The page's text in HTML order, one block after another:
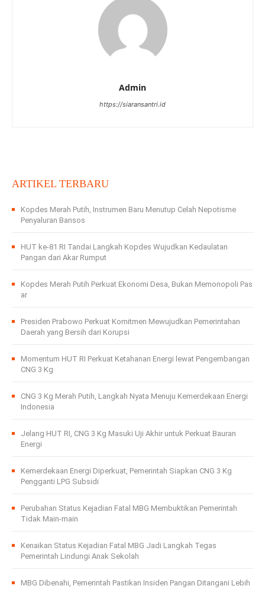
Admin
https://siaransantri.id
ARTIKEL TERBARU
Kopdes Merah Putih, Instrumen Baru Menutup Celah Nepotisme
Penyaluran Bansos
HUT ke-81 RI Tandai Langkah Kopdes Wujudkan Kedaulatan
Pangan dari Akar Rumput
Kopdes Merah Putih Perkuat Ekonomi Desa, Bukan Memonopoli Pas
ar
Presiden Prabowo Perkuat Komitmen Mewujudkan Pemerintahan
Daerah yang Bersih dari Korupsi
Momentum HUT RI Perkuat Ketahanan Energi lewat Pengembangan
CNG 3 Kg
CNG 3 Kg Merah Putih, Langkah Nyata Menuju Kemerdekaan Energi
Indonesia
Jelang HUT RI, CNG 3 Kg Masuki Uji Akhir untuk Perkuat Bauran
Energi
Kemerdekaan Energi Diperkuat, Pemerintah Siapkan CNG 3 Kg
Pengganti LPG Subsidi
Perubahan Status Kejadian Fatal MBG Membuktikan Pemerintah
Tidak Main-main
Kenaikan Status Kejadian Fatal MBG Jadi Langkah Tegas
Pemerintah Lindungi Anak Sekolah
MBG Dibenahi, Pemerintah Pastikan Insiden Pangan Ditangani Lebih